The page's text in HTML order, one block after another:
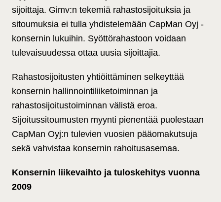
sijoittaja. Gimv:n tekemiä rahastosijoituksia ja
sitoumuksia ei tulla yhdistelemään CapMan Oyj -
konsernin lukuihin. Syöttörahastoon voidaan
tulevaisuudessa ottaa uusia sijoittajia.
Rahastosijoitusten yhtiöittäminen selkeyttää
konsernin hallinnointiliiketoiminnan ja
rahastosijoitustoiminnan välistä eroa.
Sijoitussitoumusten myynti pienentää puolestaan
CapMan Oyj:n tulevien vuosien pääomakutsuja
sekä vahvistaa konsernin rahoitusasemaa.
Konsernin liikevaihto ja tuloskehitys vuonna
2009